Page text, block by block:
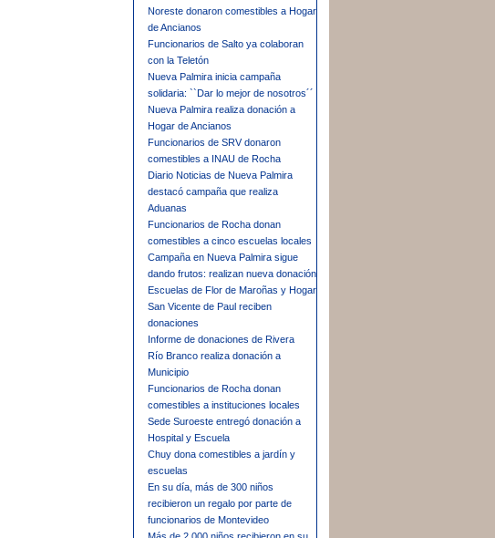
Noreste donaron comestibles a Hogar
de Ancianos
Funcionarios de Salto ya colaboran
con la Teletón
Nueva Palmira inicia campaña
solidaria: ``Dar lo mejor de nosotros´´
Nueva Palmira realiza donación a
Hogar de Ancianos
Funcionarios de SRV donaron
comestibles a INAU de Rocha
Diario Noticias de Nueva Palmira
destacó campaña que realiza
Aduanas
Funcionarios de Rocha donan
comestibles a cinco escuelas locales
Campaña en Nueva Palmira sigue
dando frutos: realizan nueva donación
Escuelas de Flor de Maroñas y Hogar
San Vicente de Paul reciben
donaciones
Informe de donaciones de Rivera
Río Branco realiza donación a
Municipio
Funcionarios de Rocha donan
comestibles a instituciones locales
Sede Suroeste entregó donación a
Hospital y Escuela
Chuy dona comestibles a jardín y
escuelas
En su día, más de 300 niños
recibieron un regalo por parte de
funcionarios de Montevideo